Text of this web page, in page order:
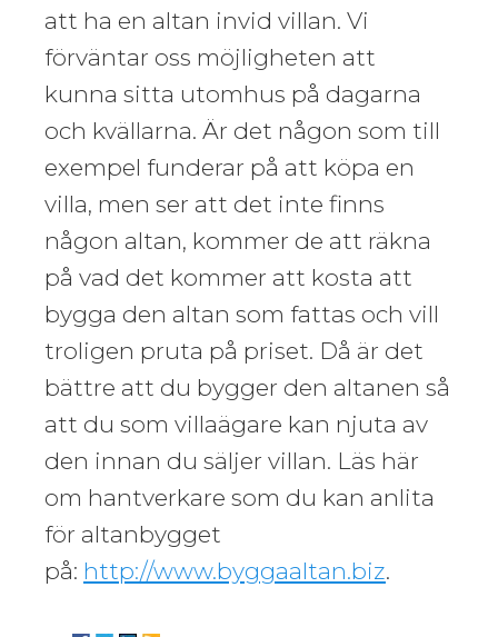
att ha en altan invid villan. Vi
förväntar oss möjligheten att
kunna sitta utomhus på dagarna
och kvällarna. Är det någon som till
exempel funderar på att köpa en
villa, men ser att det inte finns
någon altan, kommer de att räkna
på vad det kommer att kosta att
bygga den altan som fattas och vill
troligen pruta på priset. Då är det
bättre att du bygger den altanen så
att du som villaägare kan njuta av
den innan du säljer villan. Läs här
om hantverkare som du kan anlita
för altanbygget
på: http://www.byggaaltan.biz.